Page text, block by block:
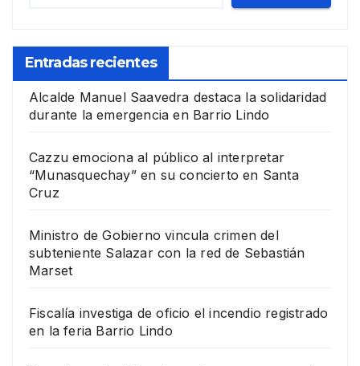
Entradas recientes
Alcalde Manuel Saavedra destaca la solidaridad
durante la emergencia en Barrio Lindo
Cazzu emociona al público al interpretar
“Munasquechay” en su concierto en Santa
Cruz
Ministro de Gobierno vincula crimen del
subteniente Salazar con la red de Sebastián
Marset
Fiscalía investiga de oficio el incendio registrado
en la feria Barrio Lindo